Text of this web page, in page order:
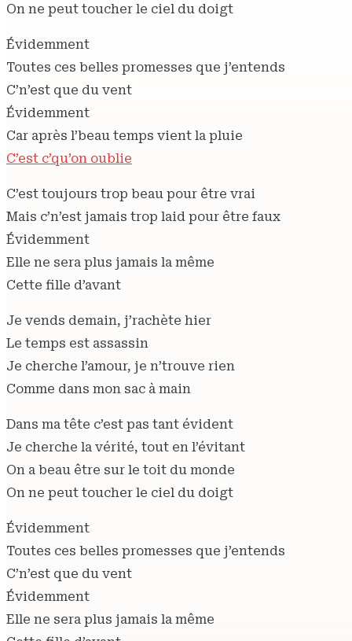
On ne peut toucher le ciel du doigt
Évidemment
Toutes ces belles promesses que j’entends
C’n’est que du vent
Évidemment
Car après l’beau temps vient la pluie
C’est c’qu’on oublie
C’est toujours trop beau pour être vrai
Mais c’n’est jamais trop laid pour être faux
Évidemment
Elle ne sera plus jamais la même
Cette fille d’avant
Je vends demain, j’rachète hier
Le temps est assassin
Je cherche l’amour, je n’trouve rien
Comme dans mon sac à main
Dans ma tête c’est pas tant évident
Je cherche la vérité, tout en l’évitant
On a beau être sur le toit du monde
On ne peut toucher le ciel du doigt
Évidemment
Toutes ces belles promesses que j’entends
C’n’est que du vent
Évidemment
Elle ne sera plus jamais la même